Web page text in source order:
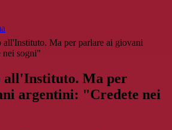
Ma per parlare ai giovani
nei sogni"
all'Instituto. Ma per
argentini: "Credete nei